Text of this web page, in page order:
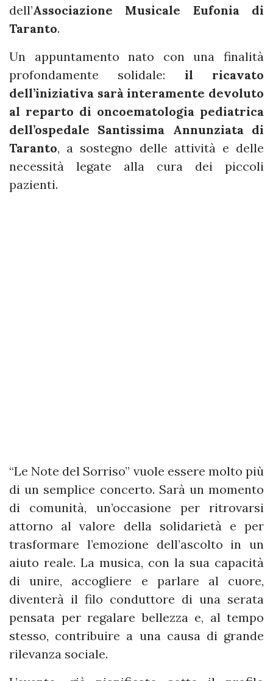
dell’Associazione Musicale Eufonia di
Taranto.
Un appuntamento nato con una finalità
profondamente solidale: il ricavato
dell’iniziativa sarà interamente devoluto
al reparto di oncoematologia pediatrica
dell’ospedale Santissima Annunziata di
Taranto, a sostegno delle attività e delle
necessità legate alla cura dei piccoli
pazienti.
“Le Note del Sorriso” vuole essere molto più
di un semplice concerto. Sarà un momento
di comunità, un’occasione per ritrovarsi
attorno al valore della solidarietà e per
trasformare l’emozione dell’ascolto in un
aiuto reale. La musica, con la sua capacità
di unire, accogliere e parlare al cuore,
diventerà il filo conduttore di una serata
pensata per regalare bellezza e, al tempo
stesso, contribuire a una causa di grande
rilevanza sociale.